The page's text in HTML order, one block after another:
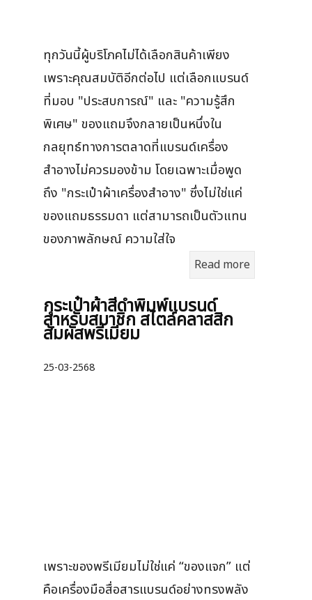
ทุกวันนี้ผู้บริโภคไม่ได้เลือกสินค้าเพียง
เพราะคุณสมบัติอีกต่อไป แต่เลือกแบรนด์
ที่มอบ "ประสบการณ์" และ "ความรู้สึก
พิเศษ" ของแถมจึงกลายเป็นหนึ่งใน
กลยุทธ์ทางการตลาดที่แบรนด์เครื่อง
สำอางไม่ควรมองข้าม โดยเฉพาะเมื่อพูด
ถึง "กระเป๋าผ้าเครื่องสำอาง" ซึ่งไม่ใช่แค่
ของแถมธรรมดา แต่สามารถเป็นตัวแทน
ของภาพลักษณ์ ความใส่ใจ
Read more
กระเป๋าผ้าสีดำพิมพ์แบรนด์
สำหรับสมาชิก สไตล์คลาสสิก
สัมผัสพรีเมียม
25-03-2568
เพราะของพรีเมียมไม่ใช่แค่ “ของแจก” แต่
คือเครื่องมือสื่อสารแบรนด์อย่างทรงพลัง